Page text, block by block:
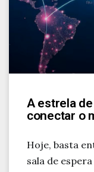
A estrela
conectar o
Hoje, basta
sala de